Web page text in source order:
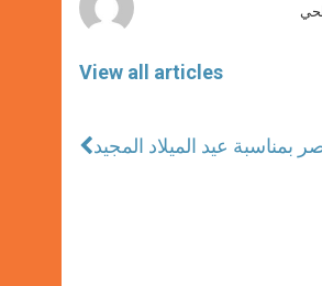
View all articles
عيد الميلاد المجيد